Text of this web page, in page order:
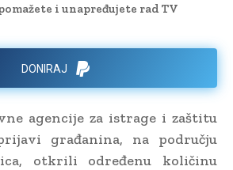
i unapređujete rad TV
DONIRAJ
agencije za istrage i zaštitu
građanina, na području
otkrili određenu količinu